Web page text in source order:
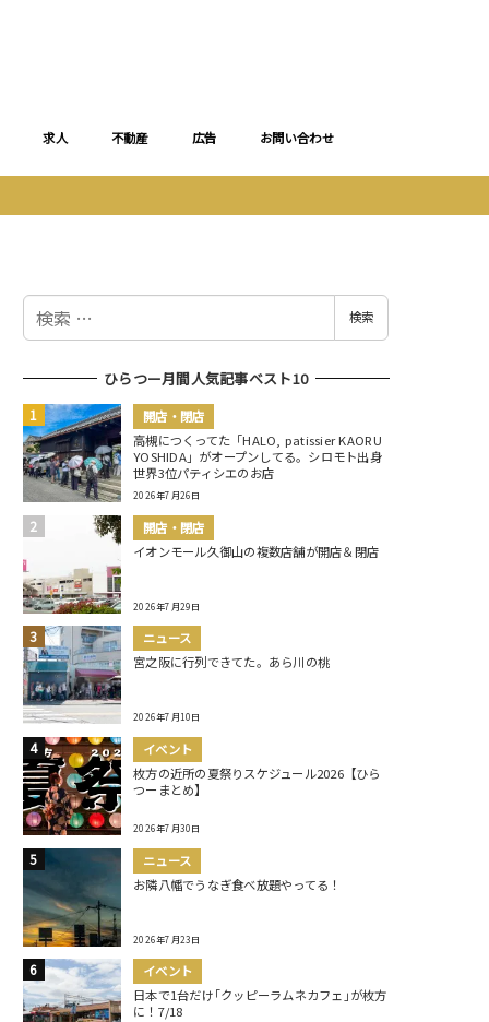
求人 不動産 広告 お問い合わせ
検
検索
ひらつー月間人気記事ベスト10
開店・閉店
高槻につくってた「HALO, patissier KAORU
YOSHIDA」がオープンしてる。シロモト出身
世界3位パティシエのお店
2026年7月26日
開店・閉店
イオンモール久御山の複数店舗が開店＆閉店
2026年7月29日
ニュース
宮之阪に行列できてた。あら川の桃
2026年7月10日
イベント
枚方の近所の夏祭りスケジュール2026【ひら
つーまとめ】
2026年7月30日
ニュース
お隣八幡でうなぎ食べ放題やってる！
2026年7月23日
イベント
日本で1台だけ｢クッピーラムネカフェ｣が枚方
に！7/18